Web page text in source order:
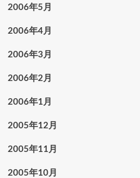
2006年5月
2006年4月
2006年3月
2006年2月
2006年1月
2005年12月
2005年11月
2005年10月